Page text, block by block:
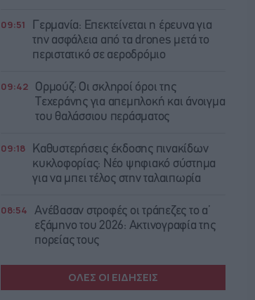
09:51
Γερμανία: Επεκτείνεται η έρευνα για
την ασφάλεια από τα drones μετά το
περιστατικό σε αεροδρόμιο
09:42
Ορμούζ: Οι σκληροί όροι της
Τεχεράνης για απεμπλοκή και άνοιγμα
του θαλάσσιου περάσματος
09:18
Καθυστερήσεις έκδοσης πινακίδων
κυκλοφορίας: Νέο ψηφιακό σύστημα
για να μπει τέλος στην ταλαιπωρία
08:54
Ανέβασαν στροφές οι τράπεζες το α’
εξάμηνο του 2026: Ακτινογραφία της
πορείας τους
ΟΛΕΣ ΟΙ ΕΙΔΗΣΕΙΣ